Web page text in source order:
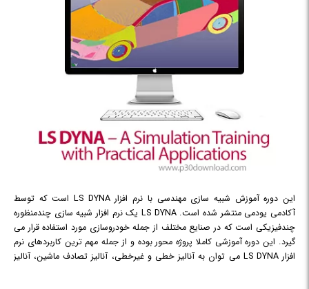
این دوره آموزش شبیه سازی مهندسی با نرم افزار LS DYNA است که توسط
آکادمی یودمی منتشر شده است. LS DYNA یک نرم افزار شبیه سازی چندمنظوره
چندفیزیکی است که در صنایع مختلف از جمله خودروسازی مورد استفاده قرار می
گیرد. این دوره آموزشی کاملا پروژه محور بوده و از جمله مهم ترین کاربردهای نرم
افزار LS DYNA می توان به آنالیز خطی و غیرخطی، آنالیز تصادف ماشین، آنالیز